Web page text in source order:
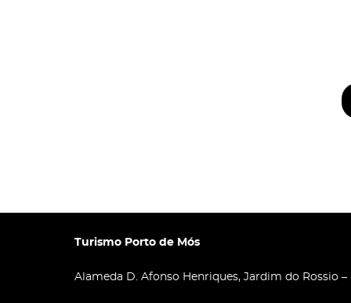
Turismo Porto de Mós
Alameda D. Afonso Henriques, Jardim do Rossio